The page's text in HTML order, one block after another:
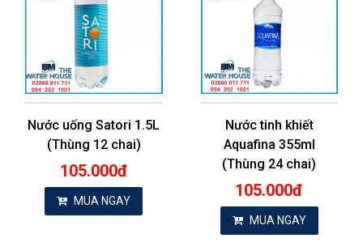
Nước uống Satori 1.5L
(Thùng 12 chai)
105.000đ
MUA NGAY
Nước tinh khiết
Aquafina 355ml
(Thùng 24 chai)
105.000đ
MUA NGAY